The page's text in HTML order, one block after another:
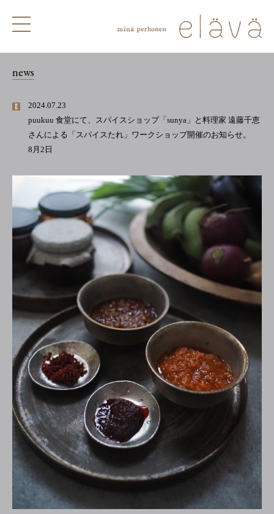
news
2024.07.23
puukuu 食堂にて、スパイスショップ「sunya」と料理家 遠藤千恵
さんによる「スパイスたれ」ワークショップ開催のお知らせ。
8月2日